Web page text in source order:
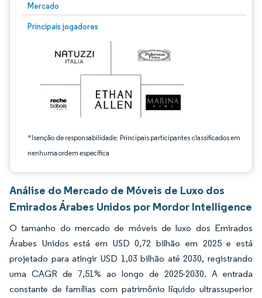
Mercado
Principais jogadores
*Isenção de responsabilidade: Principais participantes classificados em
nenhuma ordem específica
Imagem © Mordor Intelligence. O reuso requer atribuição conforme CC BY 4.0.
Análise do Mercado de Móveis de Luxo dos
Emirados Árabes Unidos por Mordor Intelligence
O tamanho do mercado de móveis de luxo dos Emirados
Árabes Unidos está em USD 0,72 bilhão em 2025 e está
projetado para atingir USD 1,03 bilhão até 2030, registrando
uma CAGR de 7,51% ao longo de 2025-2030. A entrada
constante de famílias com patrimônio líquido ultrassuperior